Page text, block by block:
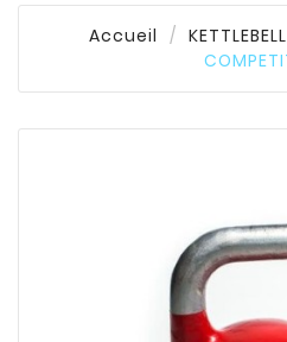
Accueil KETTLEBELL